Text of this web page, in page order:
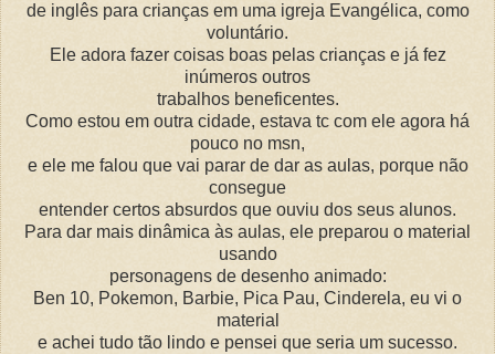
de inglês para crianças em uma igreja Evangélica, como
voluntário.
Ele adora fazer coisas boas pelas crianças e já fez
inúmeros outros
trabalhos beneficentes.
Como estou em outra cidade, estava tc com ele agora há
pouco no msn,
e ele me falou que vai parar de dar as aulas, porque não
consegue
entender certos absurdos que ouviu dos seus alunos.
Para dar mais dinâmica às aulas, ele preparou o material
usando
personagens de desenho animado:
Ben 10, Pokemon, Barbie, Pica Pau, Cinderela, eu vi o
material
e achei tudo tão lindo e pensei que seria um sucesso.